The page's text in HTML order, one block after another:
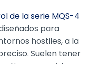
de la serie MQS-4
para
hostiles, a la
Suelen tener